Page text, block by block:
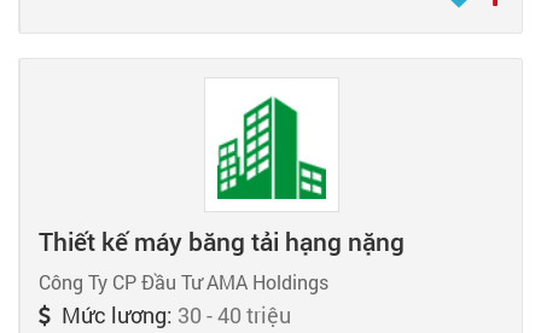
Thiết kế máy băng tải hạng nặng
Công Ty CP Đầu Tư AMA Holdings
Mức lương: 30 - 40 triệu